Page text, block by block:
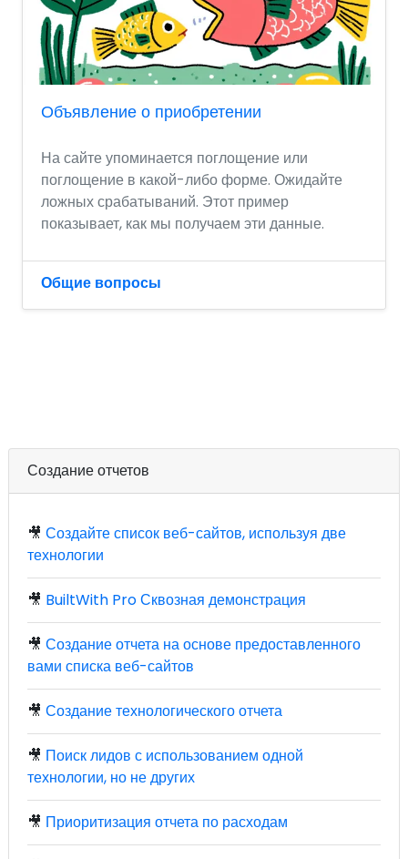
Объявление о приобретении
На сайте упоминается поглощение или
поглощение в какой-либо форме. Ожидайте
ложных срабатываний. Этот пример
показывает, как мы получаем эти данные.
Общие вопросы
Создание отчетов
🎥 Создайте список веб-сайтов, используя две
технологии
🎥 BuiltWith Pro Сквозная демонстрация
🎥 Создание отчета на основе предоставленного
вами списка веб-сайтов
🎥 Создание технологического отчета
🎥 Поиск лидов с использованием одной
технологии, но не других
🎥 Приоритизация отчета по расходам